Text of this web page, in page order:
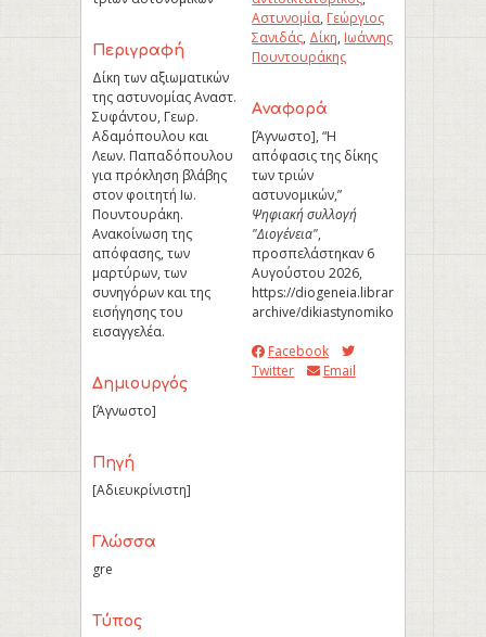
Περιγραφή
Δίκη των αξιωματικών
της αστυνομίας Αναστ.
Συφάντου, Γεωρ.
Αδαμόπουλου και
Λεων. Παπαδόπουλου
για πρόκληση βλάβης
στον φοιτητή Ιω.
Πουντουράκη.
Ανακοίνωση της
απόφασης, των
μαρτύρων, των
συνηγόρων και της
εισήγησης του
εισαγγελέα.
Δημιουργός
[Άγνωστο]
Πηγή
[Αδιευκρίνιστη]
Γλώσσα
gre
Τύπος
Αστυνομία, Γεώργιος
Σανιδάς, Δίκη, Ιωάννης
Πουντουράκης
Aναφορά
[Άγνωστο], “Η
απόφασις της δίκης
των τριών
αστυνομικών,”
Ψηφιακή συλλογή
"Διογένεια",
προσπελάστηκαν 6
Αυγούστου 2026,
https://diogeneia.library.upatras.gr/
archive/dikiastynomikon
Facebook
Twitter
Email